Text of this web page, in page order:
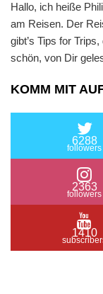
Hallo, ich heiße
am Reisen. Der
gibt’s Tips for
schön, von Dir
KOMM MIT
6288
followers
2363
followers
1410